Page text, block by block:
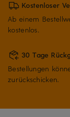
Kostenloser
Ab einem
kostenlos.
30 Tage
Bestellungen
zurückschicken.